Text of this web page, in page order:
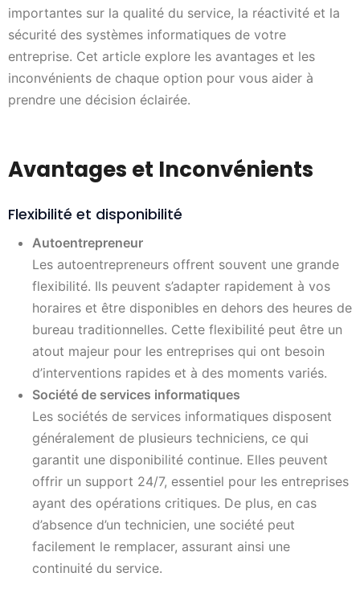
importantes sur la qualité du service, la réactivité et la
sécurité des systèmes informatiques de votre
entreprise. Cet article explore les avantages et les
inconvénients de chaque option pour vous aider à
prendre une décision éclairée.
Avantages et Inconvénients
Flexibilité et disponibilité
Autoentrepreneur
Les autoentrepreneurs offrent souvent une grande
flexibilité. Ils peuvent s’adapter rapidement à vos
horaires et être disponibles en dehors des heures de
bureau traditionnelles. Cette flexibilité peut être un
atout majeur pour les entreprises qui ont besoin
d’interventions rapides et à des moments variés.
Société de services informatiques
Les sociétés de services informatiques disposent
généralement de plusieurs techniciens, ce qui
garantit une disponibilité continue. Elles peuvent
offrir un support 24/7, essentiel pour les entreprises
ayant des opérations critiques. De plus, en cas
d’absence d’un technicien, une société peut
facilement le remplacer, assurant ainsi une
continuité du service.